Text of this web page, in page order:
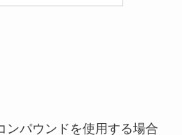
ンパウンドを使用する場合